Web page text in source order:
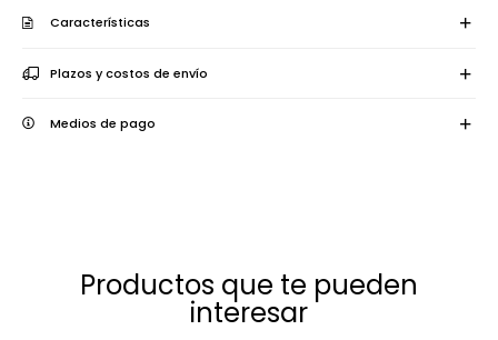
Características
Plazos y costos de envío
Medios de pago
Productos que te pueden
interesar